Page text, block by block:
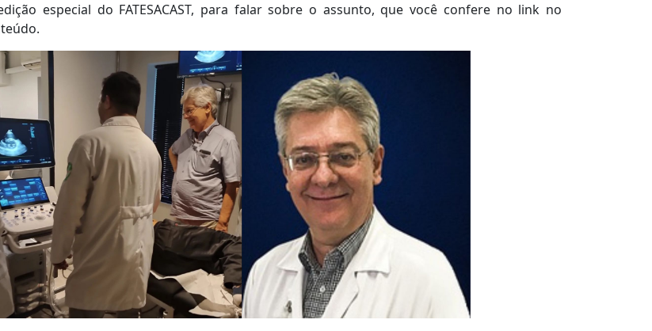
especial do FATESACAST, para falar sobre o assunto, que você confere no link no